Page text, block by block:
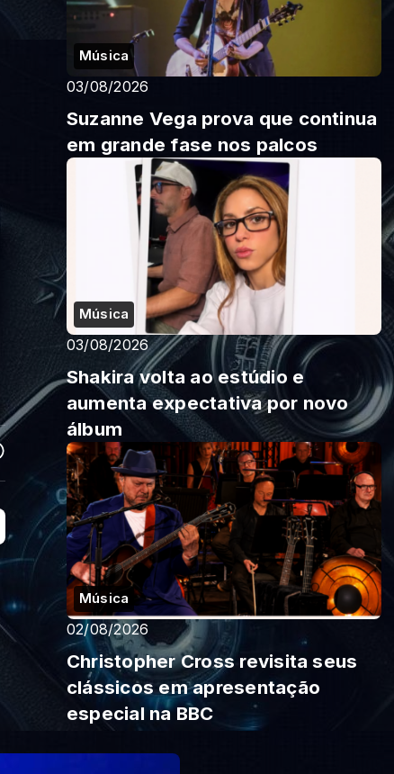
Música
03/08/2026
Suzanne Vega prova que continua
em grande fase nos palcos
Música
03/08/2026
Shakira volta ao estúdio e
aumenta expectativa por novo
álbum
Música
02/08/2026
Christopher Cross revisita seus
clássicos em apresentação
especial na BBC